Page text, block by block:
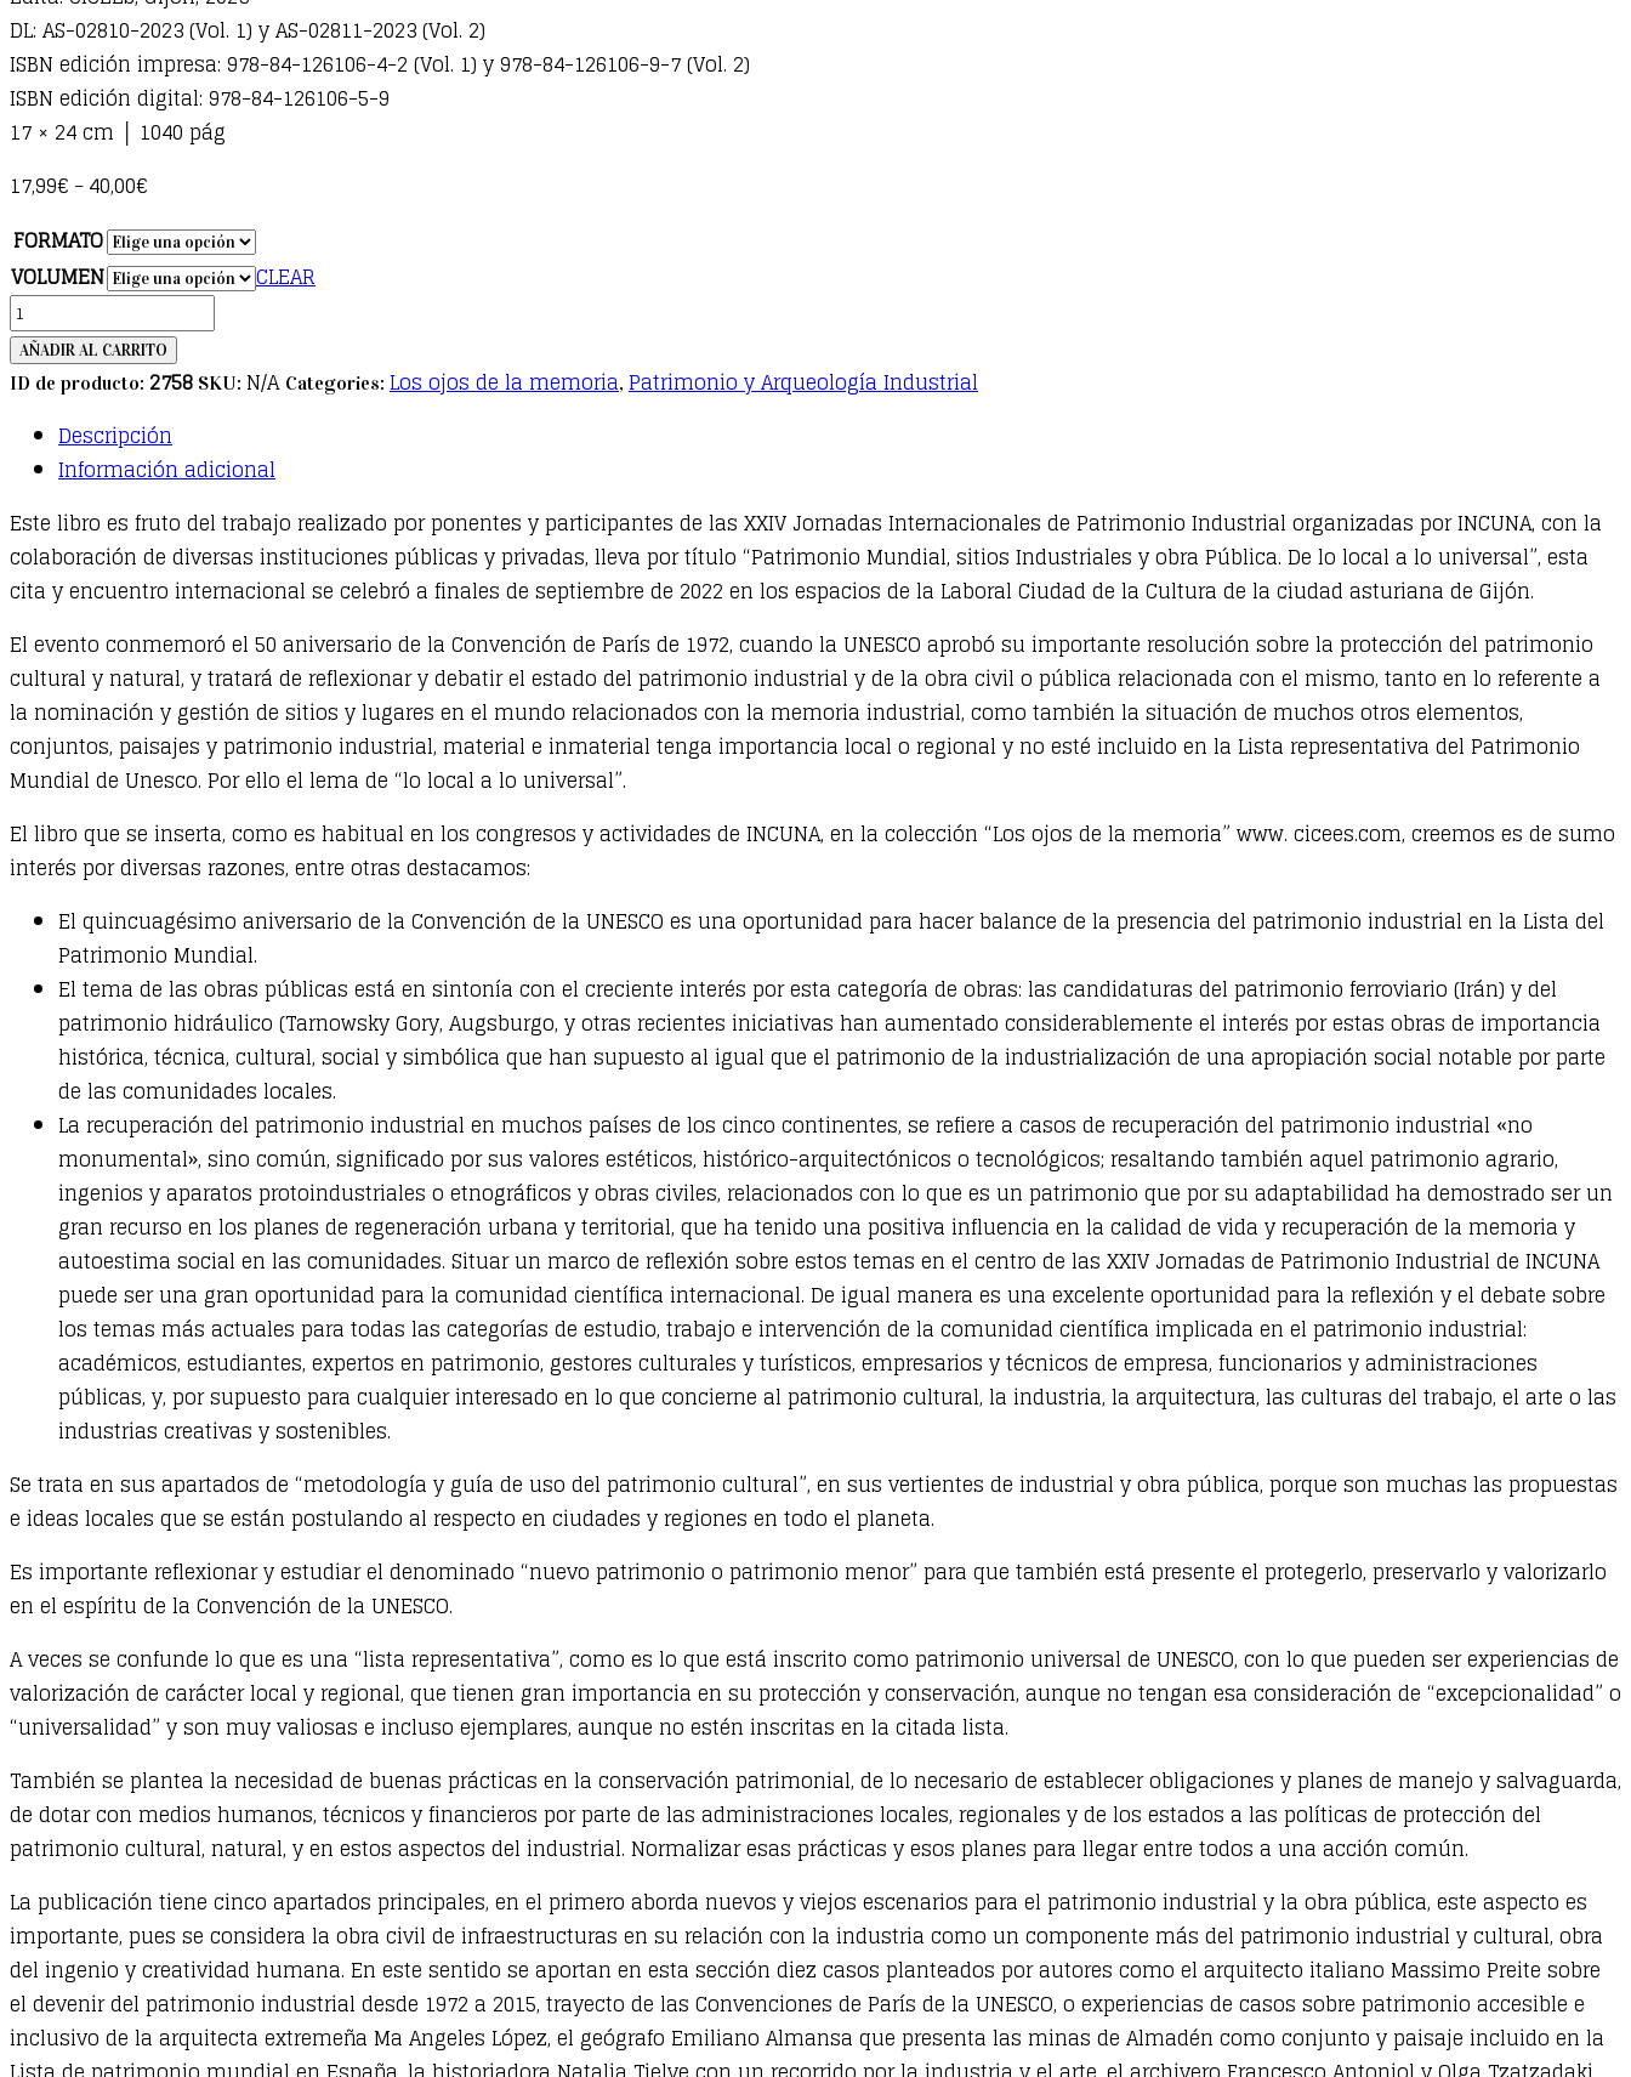
DL: AS-02810-2023 (Vol. 1) y AS-02811-2023 (Vol. 2)
ISBN edición impresa: 978-84-126106-4-2 (Vol. 1) y 978-84-126106-9-7 (Vol. 2)
ISBN edición digital: 978-84-126106-5-9
17 × 24 cm │ 1040 pág
17,99€ – 40,00€
FORMATO
VOLUMEN
CLEAR
Patrimonio
Mundial.
Sitios
obra
pública.
De
lo
a
lo
universal
(Vol.
1
y
2)
quantity
AÑADIR AL CARRITO
ID de producto: 2758 SKU: N/A Categories: Los ojos de la memoria, Patrimonio y Arqueología Industrial
Descripción
Información adicional
Este libro es fruto del trabajo realizado por ponentes y participantes de las XXIV Jornadas Internacionales de Patrimonio Industrial organizadas por INCUNA, con la
colaboración de diversas instituciones públicas y privadas, lleva por título “Patrimonio Mundial, sitios Industriales y obra Pública. De lo local a lo universal”, esta
cita y encuentro internacional se celebró a finales de septiembre de 2022 en los espacios de la Laboral Ciudad de la Cultura de la ciudad asturiana de Gijón.
El evento conmemoró el 50 aniversario de la Convención de París de 1972, cuando la UNESCO aprobó su importante resolución sobre la protección del patrimonio
cultural y natural, y tratará de reflexionar y debatir el estado del patrimonio industrial y de la obra civil o pública relacionada con el mismo, tanto en lo referente a
la nominación y gestión de sitios y lugares en el mundo relacionados con la memoria industrial, como también la situación de muchos otros elementos,
conjuntos, paisajes y patrimonio industrial, material e inmaterial tenga importancia local o regional y no esté incluido en la Lista representativa del Patrimonio
Mundial de Unesco. Por ello el lema de “lo local a lo universal”.
El libro que se inserta, como es habitual en los congresos y actividades de INCUNA, en la colección “Los ojos de la memoria” www. cicees.com, creemos es de sumo
interés por diversas razones, entre otras destacamos:
El quincuagésimo aniversario de la Convención de la UNESCO es una oportunidad para hacer balance de la presencia del patrimonio industrial en la Lista del
Patrimonio Mundial.
El tema de las obras públicas está en sintonía con el creciente interés por esta categoría de obras: las candidaturas del patrimonio ferroviario (Irán) y del
patrimonio hidráulico (Tarnowsky Gory, Augsburgo, y otras recientes iniciativas han aumentado considerablemente el interés por estas obras de importancia
histórica, técnica, cultural, social y simbólica que han supuesto al igual que el patrimonio de la industrialización de una apropiación social notable por parte
de las comunidades locales.
La recuperación del patrimonio industrial en muchos países de los cinco continentes, se refiere a casos de recuperación del patrimonio industrial «no
monumental», sino común, significado por sus valores estéticos, histórico-arquitectónicos o tecnológicos; resaltando también aquel patrimonio agrario,
ingenios y aparatos protoindustriales o etnográficos y obras civiles, relacionados con lo que es un patrimonio que por su adaptabilidad ha demostrado ser un
gran recurso en los planes de regeneración urbana y territorial, que ha tenido una positiva influencia en la calidad de vida y recuperación de la memoria y
autoestima social en las comunidades. Situar un marco de reflexión sobre estos temas en el centro de las XXIV Jornadas de Patrimonio Industrial de INCUNA
puede ser una gran oportunidad para la comunidad científica internacional. De igual manera es una excelente oportunidad para la reflexión y el debate sobre
los temas más actuales para todas las categorías de estudio, trabajo e intervención de la comunidad científica implicada en el patrimonio industrial:
académicos, estudiantes, expertos en patrimonio, gestores culturales y turísticos, empresarios y técnicos de empresa, funcionarios y administraciones
públicas, y, por supuesto para cualquier interesado en lo que concierne al patrimonio cultural, la industria, la arquitectura, las culturas del trabajo, el arte o las
industrias creativas y sostenibles.
Se trata en sus apartados de “metodología y guía de uso del patrimonio cultural”, en sus vertientes de industrial y obra pública, porque son muchas las propuestas
e ideas locales que se están postulando al respecto en ciudades y regiones en todo el planeta.
Es importante reflexionar y estudiar el denominado “nuevo patrimonio o patrimonio menor” para que también está presente el protegerlo, preservarlo y valorizarlo
en el espíritu de la Convención de la UNESCO.
A veces se confunde lo que es una “lista representativa”, como es lo que está inscrito como patrimonio universal de UNESCO, con lo que pueden ser experiencias de
valorización de carácter local y regional, que tienen gran importancia en su protección y conservación, aunque no tengan esa consideración de “excepcionalidad” o
“universalidad” y son muy valiosas e incluso ejemplares, aunque no estén inscritas en la citada lista.
También se plantea la necesidad de buenas prácticas en la conservación patrimonial, de lo necesario de establecer obligaciones y planes de manejo y salvaguarda,
de dotar con medios humanos, técnicos y financieros por parte de las administraciones locales, regionales y de los estados a las políticas de protección del
patrimonio cultural, natural, y en estos aspectos del industrial. Normalizar esas prácticas y esos planes para llegar entre todos a una acción común.
La publicación tiene cinco apartados principales, en el primero aborda nuevos y viejos escenarios para el patrimonio industrial y la obra pública, este aspecto es
importante, pues se considera la obra civil de infraestructuras en su relación con la industria como un componente más del patrimonio industrial y cultural, obra
del ingenio y creatividad humana. En este sentido se aportan en esta sección diez casos planteados por autores como el arquitecto italiano Massimo Preite sobre
el devenir del patrimonio industrial desde 1972 a 2015, trayecto de las Convenciones de París de la UNESCO, o experiencias de casos sobre patrimonio accesible e
inclusivo de la arquitecta extremeña Ma Angeles López, el geógrafo Emiliano Almansa que presenta las minas de Almadén como conjunto y paisaje incluido en la